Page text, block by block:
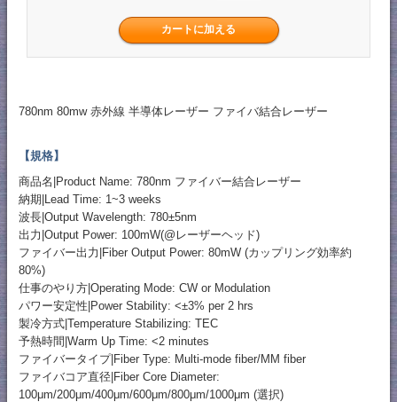
780nm 80mw 赤外線 半導体レーザー ファイバ結合レーザー
【規格】
商品名|Product Name: 780nm ファイバー結合レーザー
納期|Lead Time: 1~3 weeks
波長|Output Wavelength: 780±5nm
出力|Output Power: 100mW(@レーザーヘッド)
ファイバー出力|Fiber Output Power: 80mW (カップリング効率約
80%)
仕事のやり方|Operating Mode: CW or Modulation
パワー安定性|Power Stability: <±3% per 2 hrs
製冷方式|Temperature Stabilizing: TEC
予熱時間|Warm Up Time: <2 minutes
ファイバータイプ|Fiber Type: Multi-mode fiber/MM fiber
ファイバコア直径|Fiber Core Diameter:
100μm/200μm/400μm/600μm/800μm/1000μm (選択)